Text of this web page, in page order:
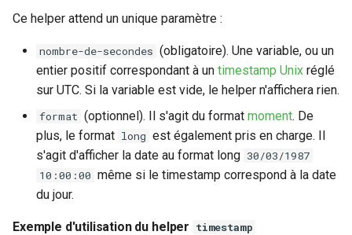
Ce helper attend un unique paramètre :
nombre-de-secondes (obligatoire). Une variable, ou un
entier positif correspondant à un timestamp Unix réglé
sur UTC. Si la variable est vide, le helper n'affichera rien.
format (optionnel). Il s'agit du format moment. De
plus, le format long est également pris en charge. Il
s'agit d'afficher la date au format long 30/03/1987
10:00:00 même si le timestamp correspond à la date
du jour.
Exemple d'utilisation du helper timestamp